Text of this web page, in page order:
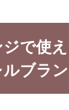
番ですね。シ
いですし...
で使
ブラ